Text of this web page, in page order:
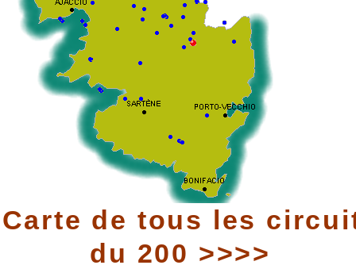
Carte de tous les
du 200 >>>>